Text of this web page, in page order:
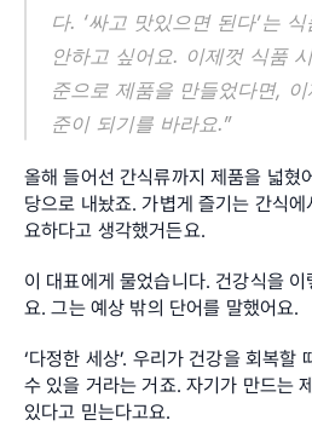
다. ‘싸고 맛있으면 된다’는
안하고 싶어요. 이제껏 식품
준으로 제품을 만들었다면, 이
준이 되기를 바라요.”
올해 들어선 간식류까지 제품을 넓혔
당으로 내놨죠. 가볍게 즐기는 간식에
요하다고 생각했거든요.
이 대표에게 물었습니다. 건강식을
요. 그는 예상 밖의 단어를 말했어요.
‘다정한 세상’. 우리가 건강을 회복할
수 있을 거라는 거죠. 자기가 만드는
있다고 믿는다고요.